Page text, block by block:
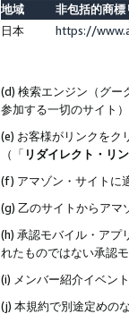
地域
非包括的商標
日本
https://
(d) 検索エンジン（グー
参加する一切のサイト
(e) お客様がリンクをク
（「 リダイレクト・リ
(f) アマゾン・サイトに
(g) 乙のサイトからアマ
(h) 承認モバイル・アプ
れたものではない承認
(i) メンバー紹介イベン
(j) 本規約で別途定めの